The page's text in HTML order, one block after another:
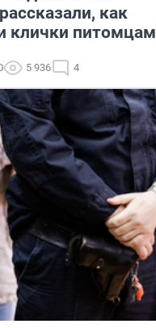
как
клички питомцам
5 936 4